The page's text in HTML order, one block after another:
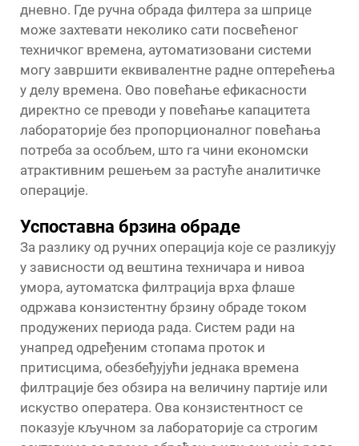
дневно. Где ручна обрада филтера за шприце
може захтевати неколико сати посвећеног
техничког времена, аутоматизовани системи
могу завршити еквивалентне радне оптерећења
у делу времена. Ово повећање ефикасности
директно се преводи у повећање капацитета
лабораторије без пропорционалног повећања
потреба за особљем, што га чини економски
атрактивним решењем за растуће аналитичке
операције.
Успоставна брзина обраде
За разлику од ручних операција које се разликују
у зависности од вештина техничара и нивоа
умора, аутоматска филтрација врха флаше
одржава конзистентну брзину обраде током
продужених периода рада. Систем ради на
унапред одређеним стопама проток и
притисцима, обезбеђујући једнака времена
филтрације без обзира на величину партије или
искуство оператера. Ова конзистентност се
показује кључном за лабораторије са строгим